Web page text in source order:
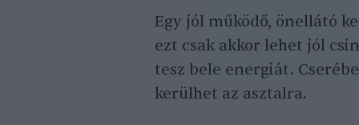
Egy jól működő, önellátó
ezt csak akkor lehet jól
tesz bele energiát.
kerülhet az asztalra.